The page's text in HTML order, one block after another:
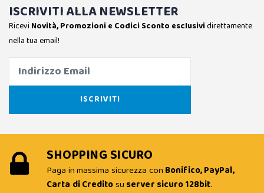
ISCRIVITI ALLA NEWSLETTER
Ricevi Novità, Promozioni e Codici Sconto esclusividirettamente
nella tua email!
SHOPPING SICURO
Paga in massima sicurezza con Bonifico, PayPal,
Carta di Creditosu server sicuro 128bit.